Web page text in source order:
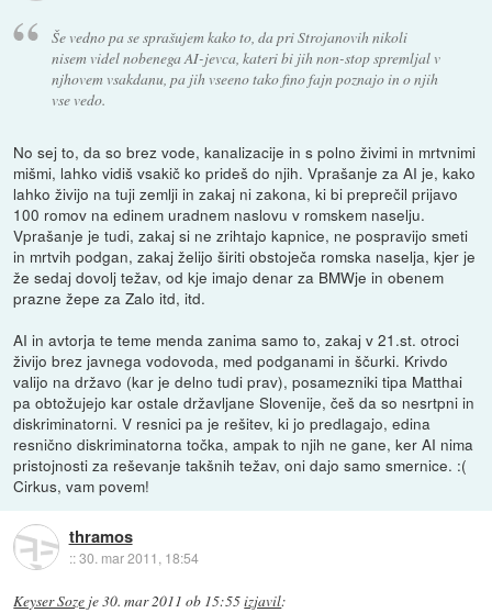
Še vedno pa se sprašujem kako to, da pri Strojanovih nikoli
nisem videl nobenega AI-jevca, kateri bi jih non-stop spremljal v
njhovem vsakdanu, pa jih vseeno tako fino fajn poznajo in o njih
vse vedo.
No sej to, da so brez vode, kanalizacije in s polno živimi in mrtvnimi
mišmi, lahko vidiš vsakič ko prideš do njih. Vprašanje za AI je, kako
lahko živijo na tuji zemlji in zakaj ni zakona, ki bi preprečil prijavo
100 romov na edinem uradnem naslovu v romskem naselju.
Vprašanje je tudi, zakaj si ne zrihtajo kapnice, ne pospravijo smeti
in mrtvih podgan, zakaj želijo širiti obstoječa romska naselja, kjer je
že sedaj dovolj težav, od kje imajo denar za BMWje in obenem
prazne žepe za Zalo itd, itd.
AI in avtorja te teme menda zanima samo to, zakaj v 21.st. otroci
živijo brez javnega vodovoda, med podganami in ščurki. Krivdo
valijo na državo (kar je delno tudi prav), posamezniki tipa Matthai
pa obtožujejo kar ostale državljane Slovenije, češ da so nesrtpni in
diskriminatorni. V resnici pa je rešitev, ki jo predlagajo, edina
resnično diskriminatorna točka, ampak to njih ne gane, ker AI nima
pristojnosti za reševanje takšnih težav, oni dajo samo smernice. :(
Cirkus, vam povem!
thramos
::30. mar 2011, 18:54
Keyser Soze je30. mar 2011 ob 15:55izjavil: